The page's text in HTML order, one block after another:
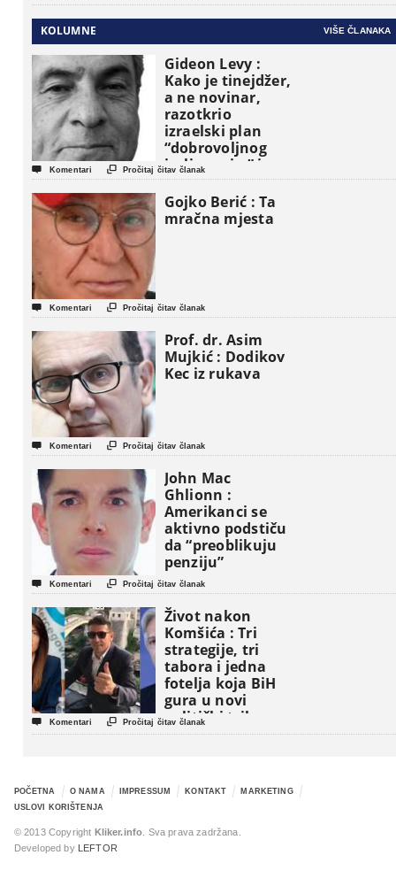
KOLUMNE VIŠE ČLANAKA
Gideon Levy :
Kako je tinejdžer,
a ne novinar,
razotkrio
izraelski plan
“dobrovoljnog
iseljavanja ” iz
Gaze
 Komentari  Pročitaj čitav članak
Gojko Berić : Ta
mračna mjesta
 Komentari  Pročitaj čitav članak
Prof. dr. Asim
Mujkić : Dodikov
Kec iz rukava
 Komentari  Pročitaj čitav članak
John Mac
Ghlionn :
Amerikanci se
aktivno podstiču
da “preoblikuju
penziju”
 Komentari  Pročitaj čitav članak
Život nakon
Komšića : Tri
strategije, tri
tabora i jedna
fotelja koja BiH
gura u novi
politički triler
 Komentari  Pročitaj čitav članak
POČETNA O NAMA IMPRESSUM KONTAKT
MARKETING
USLOVI KORIŠTENJA
© 2013 Copyright Kliker.info . Sva prava zadržana.
Developed by
LEFTOR